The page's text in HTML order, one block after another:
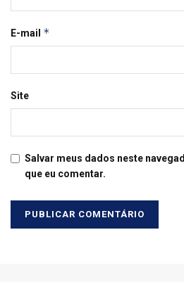
E-mail *
Site
Salvar meus dados neste
que eu comentar.